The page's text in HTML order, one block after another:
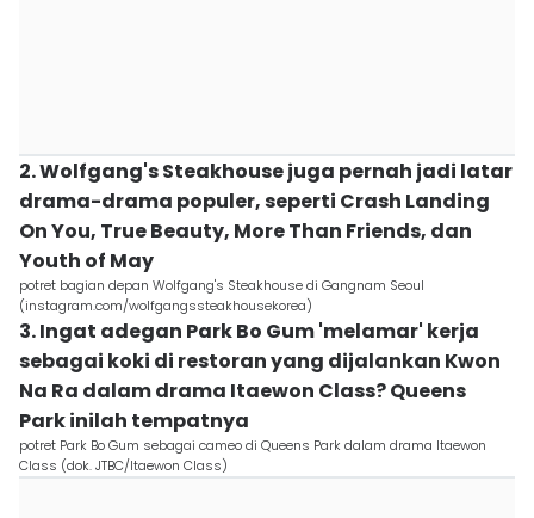
2. Wolfgang's Steakhouse juga pernah jadi latar
drama-drama populer, seperti Crash Landing
On You, True Beauty, More Than Friends, dan
Youth of May
potret bagian depan Wolfgang's Steakhouse di Gangnam Seoul
(instagram.com/wolfgangssteakhousekorea)
3. Ingat adegan Park Bo Gum 'melamar' kerja
sebagai koki di restoran yang dijalankan Kwon
Na Ra dalam drama Itaewon Class? Queens
Park inilah tempatnya
potret Park Bo Gum sebagai cameo di Queens Park dalam drama Itaewon
Class (dok. JTBC/Itaewon Class)